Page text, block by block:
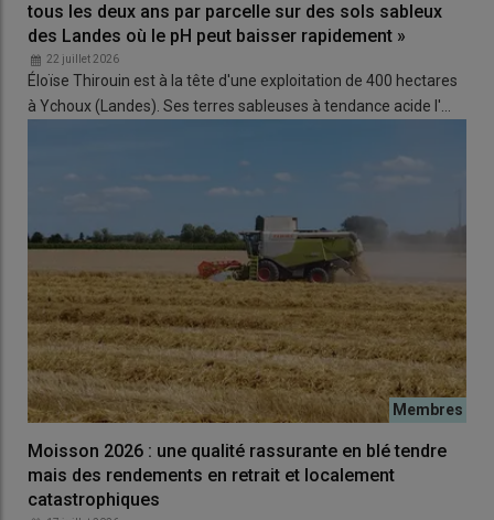
tous les deux ans par parcelle sur des sols sableux
des Landes où le pH peut baisser rapidement »
22 juillet 2026
Éloïse Thirouin est à la tête d'une exploitation de 400 hectares
à Ychoux (Landes). Ses terres sableuses à tendance acide l'…
Moisson 2026 : une qualité rassurante en blé tendre
mais des rendements en retrait et localement
catastrophiques